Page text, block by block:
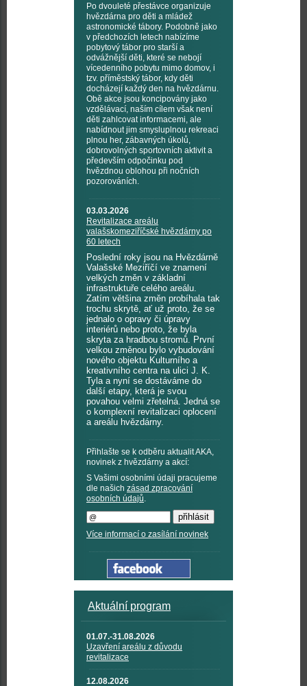
Po dvouleté přestávce organizuje
hvězdárna pro děti a mládež
astronomické tábory. Podobně jako
v předchozích letech nabízíme
pobytový tábor pro starší a
odvážnější děti, které se nebojí
vícedenního pobytu mimo domov, i
tzv. příměstský tábor, kdy děti
docházejí každý den na hvězdárnu.
Obě akce jsou koncipovány jako
vzdělávací, naším cílem však není
děti zahlcovat informacemi, ale
nabídnout jim smysluplnou rekreaci
plnou her, zábavných úkolů,
dobrovolných sportovních aktivit a
především odpočinku pod
hvězdnou oblohou při nočních
pozorováních.
03.03.2026
Revitalizace areálu
valašskomeziříčské hvězdárny po
60 letech
Poslední roky jsou na Hvězdárně
Valašské Meziříčí ve znamení
velkých změn v základní
infrastruktuře celého areálu.
Zatím většina změn probíhala tak
trochu skrytě, ať už proto, že se
jednalo o opravy či úpravy
interiérů nebo proto, že byla
skryta za hradbou stromů. První
velkou změnou bylo vybudování
nového objektu Kulturního a
kreativního centra na ulici J. K.
Tyla a nyní se dostáváme do
další etapy, která je svou
povahou velmi zřetelná. Jedná se
o komplexní revitalizaci oplocení
a areálu hvězdárny.
Přihlašte se k odběru aktualit AKA,
novinek z hvězdárny a akcí:
S Vašimi osobními údaji pracujeme
dle našich zásad zpracování
osobních údajů.
Více informací o zasílání novinek
Aktuální program
01.07.-31.08.2026
Uzavření areálu z důvodu
revitalizace
12.08.2026